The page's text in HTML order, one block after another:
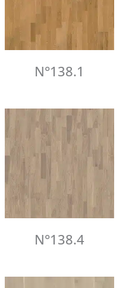
N°138.1
N°138.4